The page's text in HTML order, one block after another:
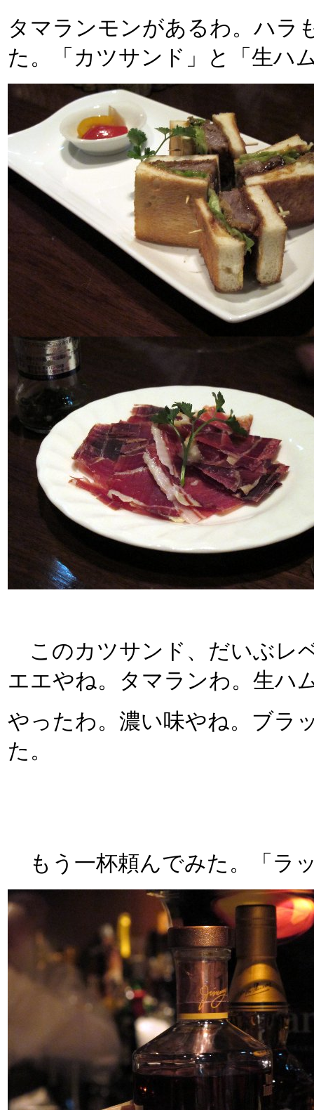
タマランモンがあるわ。ハラ
た。「カツサンド」と「生ハ
このカツサンド、だいぶレ
エエやね。タマランわ。生ハ
やったわ。濃い味やね。ブラ
た。
もう一杯頼んでみた。「ラ